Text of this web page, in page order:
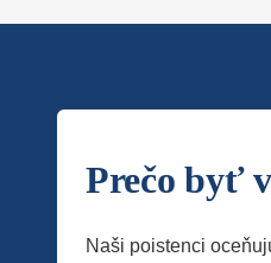
Prečo byť
Naši poistenci